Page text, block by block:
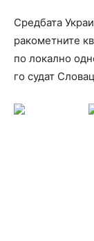
Средбата
ракометните
по локално
го судат